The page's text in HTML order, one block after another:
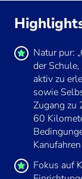
Natur pur:
der
aktiv zu
sowie
Zugang zu
60
Fokus auf